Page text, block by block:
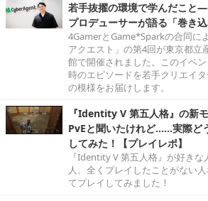
若手抜擢の環境で学んだこと
プロデューサーが語る「巻き
4GamerとGame*Sparkの合同に
アクエスト」の第4回が東京都立
館で開催されました。このイベ
時のエピソードを若手クリエイ
の模様をお届けします。
『Identity V 第五人格』の新
PvEと聞いたけれど……実際ど
してみた！【プレイレポ】
『Identity V 第五人格』が好き
人、全くプレイしたことがない
てプレイしてみました！